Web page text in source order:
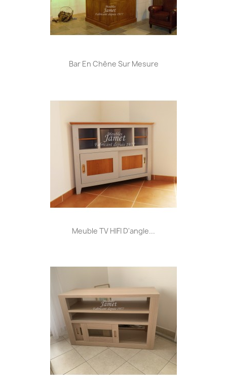
Bar En Chêne Sur Mesure
Meuble TV HIFI D'angle...